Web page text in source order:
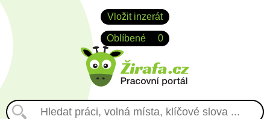
Vložit inzerát
Oblíbené 0